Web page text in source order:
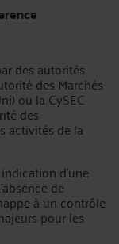
des autorités
des Marchés
ou la CySEC
des
activités de la
indication d'une
de
à un contrôle
pour les